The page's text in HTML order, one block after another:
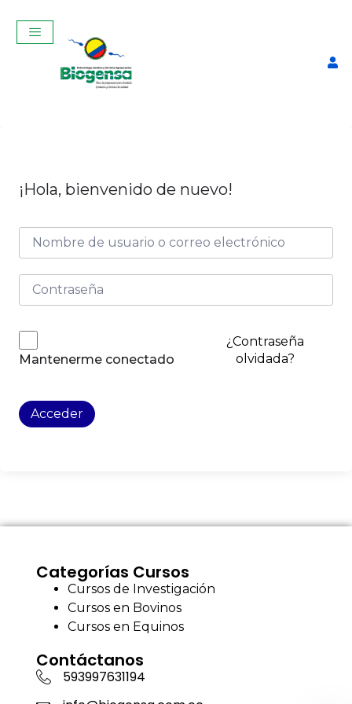
¡Hola, bienvenido de nuevo!
Mantenerme conectado
¿Contraseña
olvidada?
Acceder
Categorías Cursos
Cursos de Investigación
Cursos en Bovinos
Cursos en Equinos
Contáctanos
593997631194
Examenes remediales